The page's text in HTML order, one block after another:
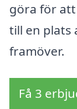
göra för
till en plats
framöver.
Få 3